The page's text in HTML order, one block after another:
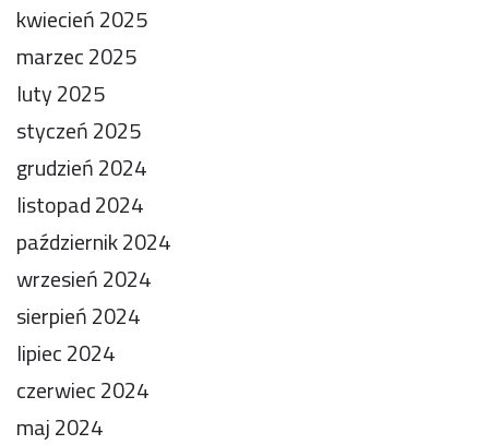
kwiecień 2025
marzec 2025
luty 2025
styczeń 2025
grudzień 2024
listopad 2024
październik 2024
wrzesień 2024
sierpień 2024
lipiec 2024
czerwiec 2024
maj 2024